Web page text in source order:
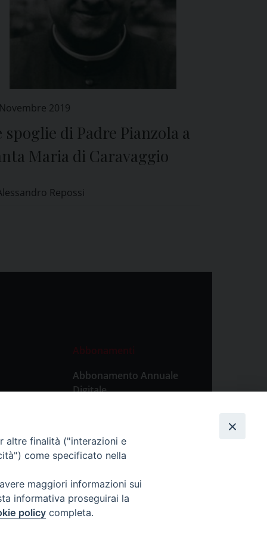
2019
spoglie di Padre Pianzola a
Maria di Caravaggio
Repossi
Abbonamenti
Abbonamento Annuale
Digitale
Abbonamento Singola
Copia Digitale
altre finalità ("interazioni e
come specificato nella
maggiori informazioni sui
informativa proseguirai la
policy completa.